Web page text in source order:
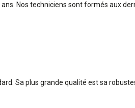
Nos techniciens sont formés aux
Sa plus grande qualité est sa